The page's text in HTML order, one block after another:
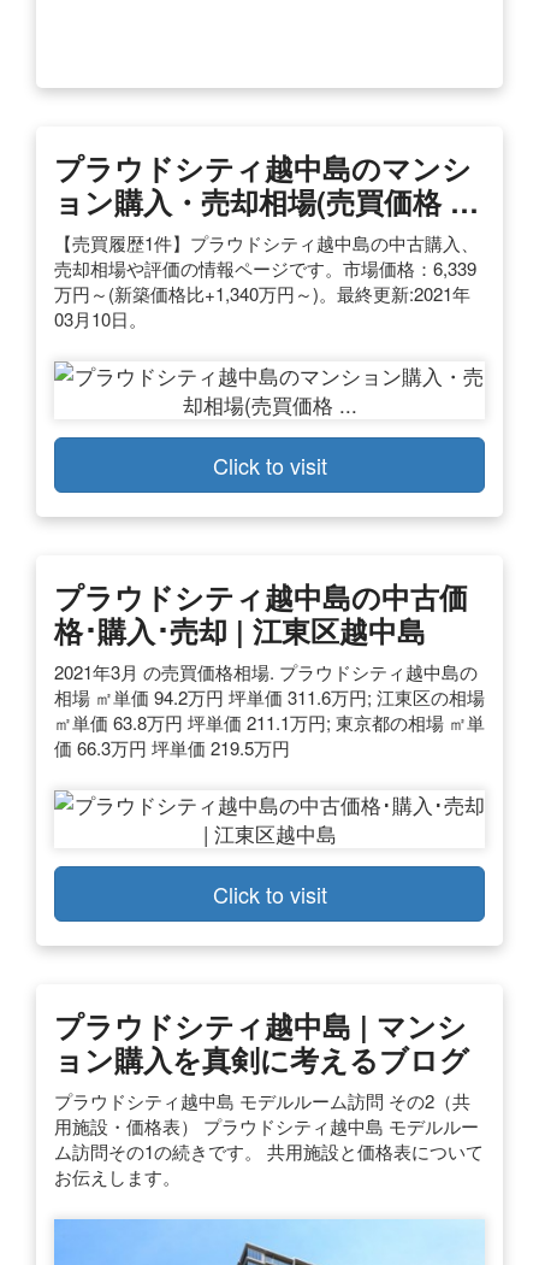
プラウドシティ越中島のマンシ
ョン購入・売却相場(売買価格 …
【売買履歴1件】プラウドシティ越中島の中古購入、
売却相場や評価の情報ページです。市場価格：6,339
万円～(新築価格比+1,340万円～)。最終更新:2021年
03月10日。
Click to visit
プラウドシティ越中島の中古価
格･購入･売却 | 江東区越中島
2021年3月 の売買価格相場. プラウドシティ越中島の
相場 ㎡単価 94.2万円 坪単価 311.6万円; 江東区の相場
㎡単価 63.8万円 坪単価 211.1万円; 東京都の相場 ㎡単
価 66.3万円 坪単価 219.5万円
Click to visit
プラウドシティ越中島 | マンシ
ョン購入を真剣に考えるブログ
プラウドシティ越中島 モデルルーム訪問 その2（共
用施設・価格表） プラウドシティ越中島 モデルルー
ム訪問その1の続きです。 共用施設と価格表について
お伝えします。